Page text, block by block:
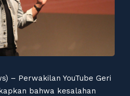
– Perwakilan YouTube Geri
bahwa kesalahan